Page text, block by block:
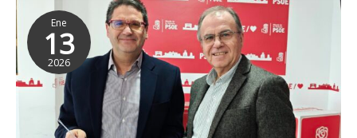
Ene
13
2026
El
PSOE
denuncia
que
el
Presupuesto